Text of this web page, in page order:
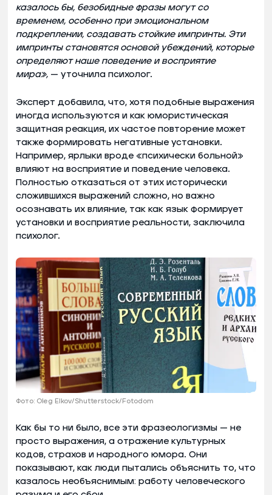
казалось бы, безобидные фразы могут со
временем, особенно при эмоциональном
подкреплении, создавать стойкие импринты. Эти
импринты становятся основой убеждений, которые
определяют наше поведение и восприятие
мира», — уточнила психолог.
Эксперт добавила, что, хотя подобные выражения
иногда используются и как юмористическая
защитная реакция, их частое повторение может
также формировать негативные установки.
Например, ярлыки вроде «психически больной»
влияют на восприятие и поведение человека.
Полностью отказаться от этих исторически
сложившихся выражений сложно, но важно
осознавать их влияние, так как язык формирует
установки и восприятие реальности, заключила
психолог.
Фото: Oleg Elkov/Shutterstock/Fotodom
Как бы то ни было, все эти фразеологизмы — не
просто выражения, а отражение культурных
кодов, страхов и народного юмора. Они
показывают, как люди пытались объяснить то, что
казалось необъяснимым: работу человеческого